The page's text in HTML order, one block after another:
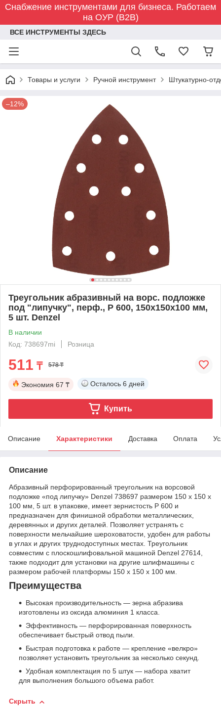
Снабжение инструментами для бизнеса. Работаем
на ОУР (B2B)
ВСЕ ИНСТРУМЕНТЫ ЗДЕСЬ
Товары и услуги Ручной инструмент Штукатурно-
–12%
Треугольник абразивный на ворc. подложке
под "липучку", перф., P 600, 150х150х100 мм,
5 шт. Denzel
В наличии
Код: 738697mi
Розница
511 ₸ 578 ₸
Экономия 67 ₸ Осталось 6 дней
Купить
Описание Характеристики Доставка Оплата
Описание
Абразивный перфорированный треугольник на ворсовой
подложке «под липучку» Denzel 738697 размером 150 х 150 х
100 мм, 5 шт. в упаковке, имеет зернистость P 600 и
предназначен для финишной обработки металлических,
деревянных и других деталей. Позволяет устранять с
поверхности мельчайшие шероховатости, удобен для работы
в углах и других труднодоступных местах. Треугольник
совместим с плоскошлифовальной машиной Denzel 27614,
также подходит для установки на другие шлифмашины с
размером рабочей платформы 150 х 150 х 100 мм.
Преимущества
Высокая производительность — зерна абразива
изготовлены из оксида алюминия 1 класса.
Эффективность — перфорированная поверхность
обеспечивает быстрый отвод пыли.
Быстрая подготовка к работе — крепление «велкро»
позволяет установить треугольник за несколько секунд.
Удобная комплектация по 5 штук — набора хватит
для выполнения большого объема работ.
Скрыть